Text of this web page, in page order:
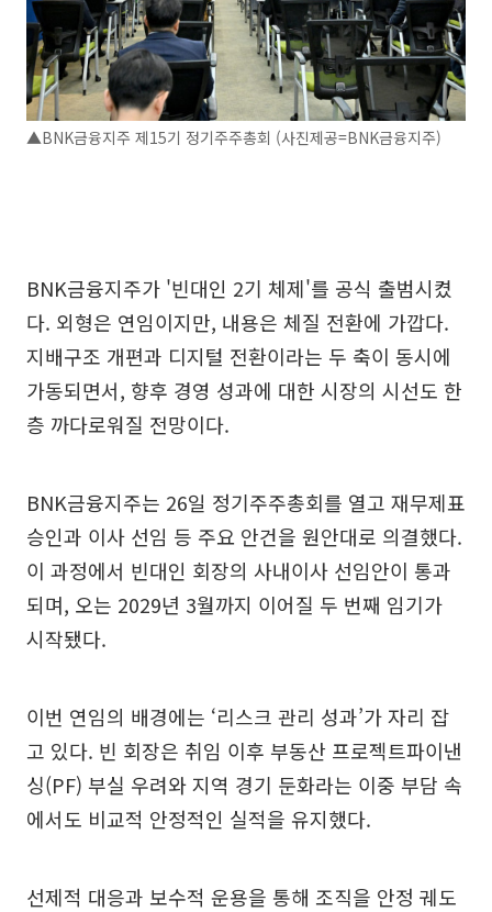
▲BNK금융지주 제15기 정기주주총회 (사진제공=BNK금융지주)
BNK금융지주가 '빈대인 2기 체제'를 공식 출범시켰
다. 외형은 연임이지만, 내용은 체질 전환에 가깝다.
지배구조 개편과 디지털 전환이라는 두 축이 동시에
가동되면서, 향후 경영 성과에 대한 시장의 시선도 한
층 까다로워질 전망이다.
BNK금융지주는 26일 정기주주총회를 열고 재무제표
승인과 이사 선임 등 주요 안건을 원안대로 의결했다.
이 과정에서 빈대인 회장의 사내이사 선임안이 통과
되며, 오는 2029년 3월까지 이어질 두 번째 임기가
시작됐다.
이번 연임의 배경에는 ‘리스크 관리 성과’가 자리 잡
고 있다. 빈 회장은 취임 이후 부동산 프로젝트파이낸
싱(PF) 부실 우려와 지역 경기 둔화라는 이중 부담 속
에서도 비교적 안정적인 실적을 유지했다.
선제적 대응과 보수적 운용을 통해 조직을 안정 궤도